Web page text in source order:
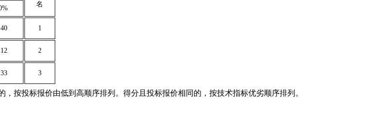
名
1
2
3
按投标报价由低到高顺序排列。得分且投标报价相同的，按技术指标优劣顺序排列。